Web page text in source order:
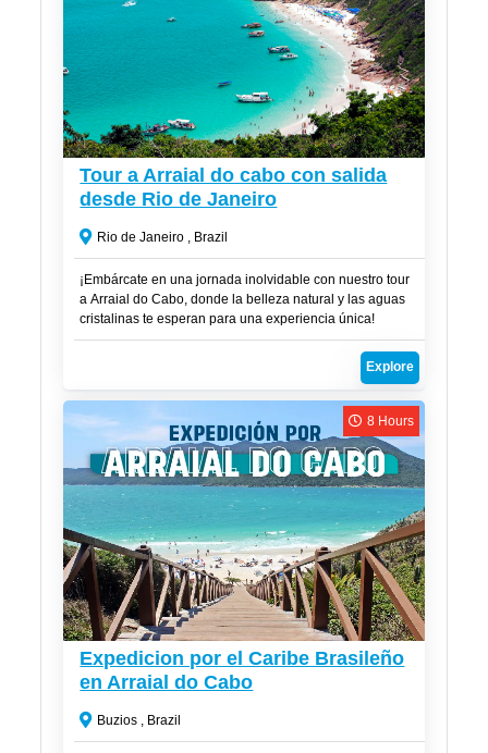
CLP$70,000
Tour a Arraial do cabo con salida
desde Rio de Janeiro
Rio de Janeiro , Brazil
¡Embárcate en una jornada inolvidable con nuestro tour
a Arraial do Cabo, donde la belleza natural y las aguas
cristalinas te esperan para una experiencia única!
Explore
CLP$54,000
8 Hours
Expedicion por el Caribe Brasileño
en Arraial do Cabo
Buzios , Brazil